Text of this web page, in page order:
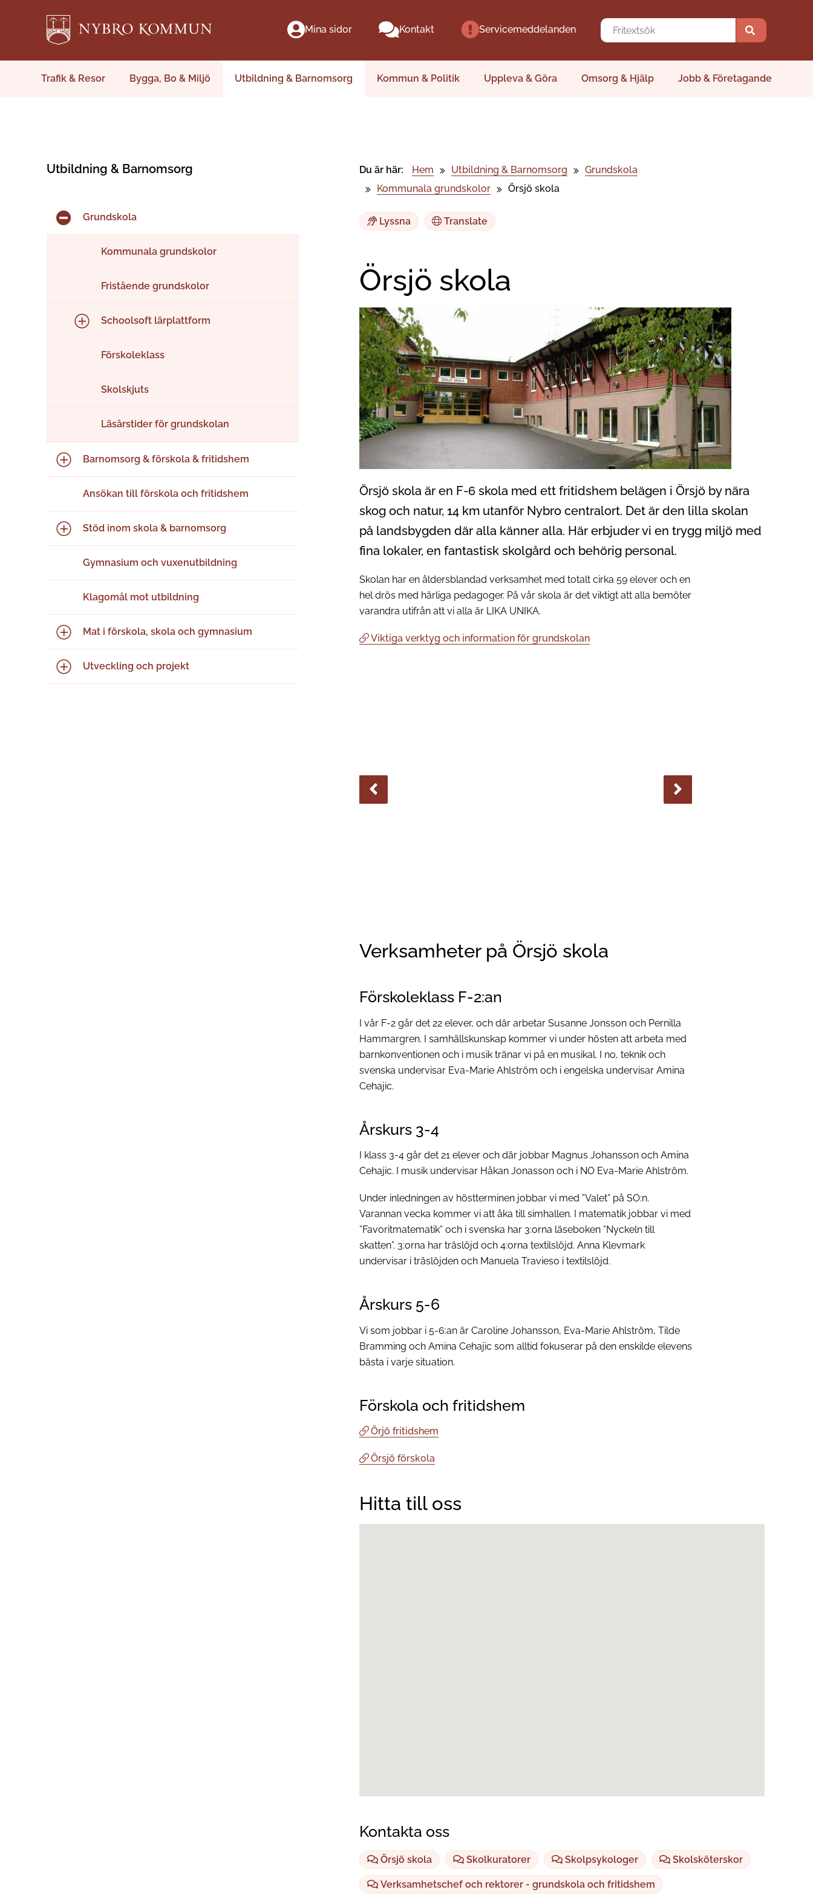
Mina sidor Kontakt Servicemeddelanden
Trafik & Resor Bygga, Bo & Miljö Utbildning & Barnomsorg Kommun & Politik Uppleva & Göra Omsorg & Hjälp Jobb & Företagande
Utbildning & Barnomsorg
Grundskola
Kommunala grundskolor
Fristående grundskolor
Schoolsoft lärplattform
Förskoleklass
Skolskjuts
Läsårstider för grundskolan
Barnomsorg & förskola & fritidshem
Ansökan till förskola och fritidshem
Stöd inom skola & barnomsorg
Gymnasium och vuxenutbildning
Klagomål mot utbildning
Mat i förskola, skola och gymnasium
Utveckling och projekt
Du är här: Hem Utbildning & Barnomsorg
Grundskola
Kommunala grundskolor
Örsjö skola
Lyssna Translate
Örsjö skola
Örsjö skola är en F-6 skola med ett fritidshem belägen i Örsjö by nära
skog och natur, 14 km utanför Nybro centralort. Det är den lilla skolan
på landsbygden där alla känner alla. Här erbjuder vi en trygg miljö med
fina lokaler, en fantastisk skolgård och behörig personal.
Skolan har en åldersblandad verksamhet med totalt cirka 59 elever och en
hel drös med härliga pedagoger. På vår skola är det viktigt att alla bemöter
varandra utifrån att vi alla är LIKA UNIKA.
Viktiga verktyg och information för grundskolan
Verksamheter på Örsjö skola
Förskoleklass F-2:an
I vår F-2 går det 22 elever, och där arbetar Susanne Jonsson och Pernilla
Hammargren. I samhällskunskap kommer vi under hösten att arbeta med
barnkonventionen och i musik tränar vi på en musikal. I no, teknik och
svenska undervisar Eva-Marie Ahlström och i engelska undervisar Amina
Cehajic.
Årskurs 3-4
I klass 3-4 går det 21 elever och där jobbar Magnus Johansson och Amina
Cehajic. I musik undervisar Håkan Jonasson och i NO Eva-Marie Ahlström.
Under inledningen av höstterminen jobbar vi med ”Valet” på SO:n.
Varannan vecka kommer vi att åka till simhallen. I matematik jobbar vi med
”Favoritmatematik” och i svenska har 3:orna läseboken ”Nyckeln till
skatten”. 3:orna har träslöjd och 4:orna textilslöjd. Anna Klevmark
undervisar i träslöjden och Manuela Travieso i textilslöjd.
Årskurs 5-6
Vi som jobbar i 5-6:an är Caroline Johansson, Eva-Marie Ahlström, Tilde
Bramming och Amina Cehajic som alltid fokuserar på den enskilde elevens
bästa i varje situation.
Förskola och fritidshem
Örjö fritidshem
Örsjö förskola
Hitta till oss
Kontakta oss
Örsjö skola Skolkuratorer Skolpsykologer Skolsköterskor
Verksamhetschef och rektorer - grundskola och fritidshem